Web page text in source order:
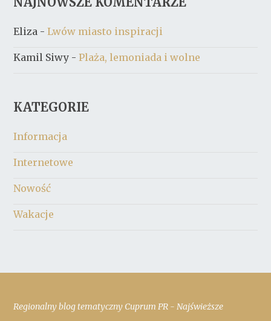
Eliza -Lwów miasto inspiracji
Kamil Siwy -Plaża, lemoniada i wolne
KATEGORIE
Informacja
Internetowe
Nowość
Wakacje
Regionalny blog tematyczny Cuprum PR - Najświeższe